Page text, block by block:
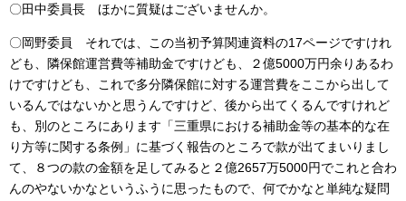
〇田中委員長 ほかに質疑はございませんか。
〇岡野委員 それでは、この当初予算関連資料の17ページですけれ
ども、隣保館運営費等補助金ですけども、２億5000万円余りあるわ
けですけども、これで多分隣保館に対する運営費をここから出して
いるんではないかと思うんですけど、後から出てくるんですけれど
も、別のところにあります「三重県における補助金等の基本的な在
り方等に関する条例」に基づく報告のところで款が出てまいりまし
て、８つの款の金額を足してみると２億2657万5000円でこれと合わ
んのやないかなというふうに思ったもので、何でかなと単純な疑問